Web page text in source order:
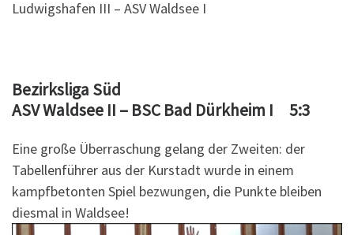
Ludwigshafen III – ASV Waldsee I
Bezirksliga Süd
ASV Waldsee II – BSC Bad Dürkheim I 5:3
Eine große Überraschung gelang der Zweiten: der
Tabellenführer aus der Kurstadt wurde in einem
kampfbetonten Spiel bezwungen, die Punkte bleiben
diesmal in Waldsee!